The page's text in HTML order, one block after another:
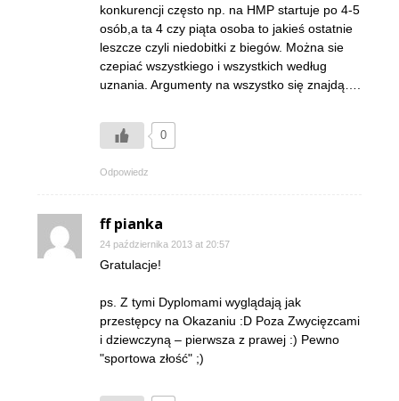
konkurencji często np. na HMP startuje po 4-5
osób,a ta 4 czy piąta osoba to jakieś ostatnie
leszcze czyli niedobitki z biegów. Można sie
czepiać wszystkiego i wszystkich według
uznania. Argumenty na wszystko się znajdą….
0
Odpowiedz
ff pianka
24 października 2013 at 20:57
Gratulacje!
ps. Z tymi Dyplomami wyglądają jak
przestępcy na Okazaniu :D Poza Zwycięzcami
i dziewczyną – pierwsza z prawej :) Pewno
"sportowa złość" ;)